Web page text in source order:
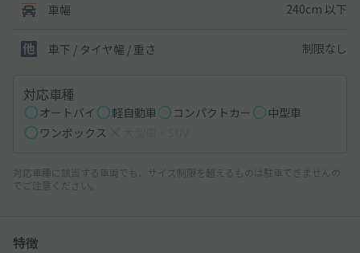
車幅 240cm 以下
車下 / タイヤ幅 / 重さ 制限なし
対応車種
オートバイ 軽自動車 コンパクトカー
中型車
ワンボックス
対応車種に該当する車両でも、サイズ制限を超えるものは駐車できませんの
でご注意ください。
特徴